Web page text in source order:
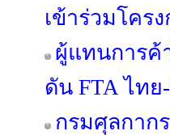
เข้าร่วมโคร
ผู้แทนการค้
ดัน FTA ไท
กรมศุลกาก